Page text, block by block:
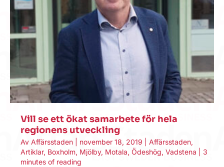
Vill se ett ökat samarbete för hela
regionens utveckling
Av Affärsstaden november 18, 2019 Affärsstaden,
Artiklar, Boxholm, Mjölby, Motala, Ödeshög, Vadstena
3
minutes of reading